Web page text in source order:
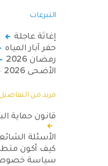
التبرعات
إغاثة عاجلة
حفر آبار المياه
رمضان 2026
الأضحى 2026
مزيد من التفاصيل
قانون حماية
الأسئلة
كيف أكون
سياسة